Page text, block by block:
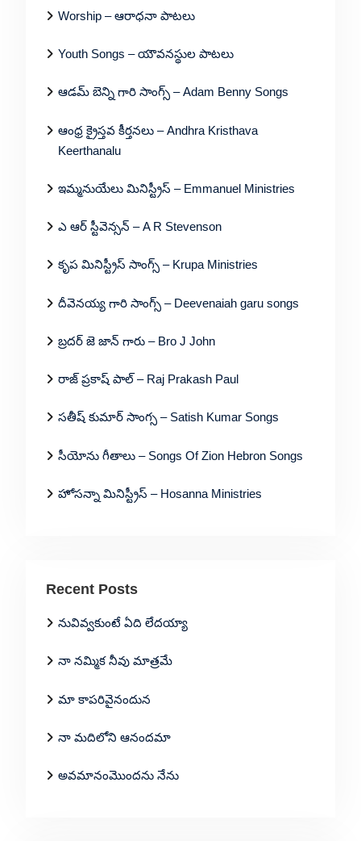
Worship – ఆరాధనా పాటలు
Youth Songs – యౌవనస్థుల పాటలు
ఆడమ్ బెన్ని గారి సాంగ్స్ – Adam Benny Songs
ఆంధ్ర క్రైస్తవ కీర్తనలు – Andhra Kristhava
Keerthanalu
ఇమ్మనుయేలు మినిస్ట్రీస్ – Emmanuel Ministries
ఎ ఆర్ స్టీవెన్సన్ – A R Stevenson
కృప మినిస్ట్రీస్ సాంగ్స్ – Krupa Ministries
దీవెనయ్య గారి సాంగ్స్ – Deevenaiah garu songs
బ్రదర్ జె జాన్ గారు – Bro J John
రాజ్ ప్రకాష్ పాల్ – Raj Prakash Paul
సతీష్ కుమార్ సాంగ్స – Satish Kumar Songs
సీయోను గీతాలు – Songs Of Zion Hebron Songs
హోసన్నా మినిస్ట్రీస్ – Hosanna Ministries
Recent Posts
నువివ్వకుంటే ఏది లేదయ్యా
నా నమ్మిక నీవు మాత్రమే
మా కాపరివైనందున
నా మదిలోని ఆనందమా
అవమానంమొందను నేను